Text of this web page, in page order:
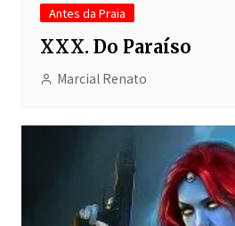
Antes da Praia
XXX. Do Paraíso
Marcial Renato